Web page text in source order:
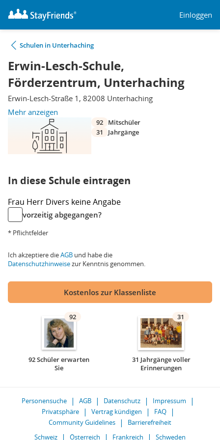
Einloggen
Schulen in Unterhaching
Erwin-Lesch-Schule,
Förderzentrum, Unterhaching
Erwin-Lesch-Straße 1, 82008 Unterhaching
Mehr anzeigen
92
Mitschüler
31
Jahrgänge
In diese Schule eintragen
Frau Herr Divers keine Angabe
vorzeitig abgegangen?
* Pflichtfelder
Ich akzeptiere dieAGB und habe die
Datenschutzhinweisezur Kenntnis genommen.
Kostenlos zur Klassenliste
92
92 Schüler erwarten
Sie
31
31 Jahrgänge voller
Erinnerungen
Personensuche AGB Datenschutz
Impressum
Privatsphäre
Vertrag kündigen
FAQ
Community Guidelines
Barrierefreiheit
Schweiz
Österreich Frankreich Schweden